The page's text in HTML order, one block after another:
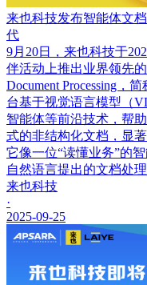
来也科技发布智能体文
代
9月20日，来也科技于
伴活动上推出业界领先
Document Processing，
台基于视觉语言模型（
智能体等前沿技术，帮
式的非结构化文档，显
它像一位“读懂业务”的
自然语言提出的文档处理
来也科技
·
2025-09-25